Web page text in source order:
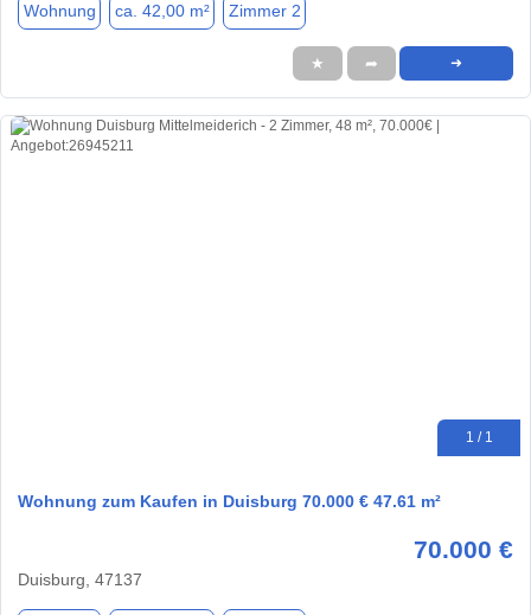
Wohnung ca. 42,00 m² Zimmer 2
★ ➦ ➜
1 / 1
Wohnung zum Kaufen in Duisburg 70.000 € 47.61 m²
70.000 €
Duisburg, 47137